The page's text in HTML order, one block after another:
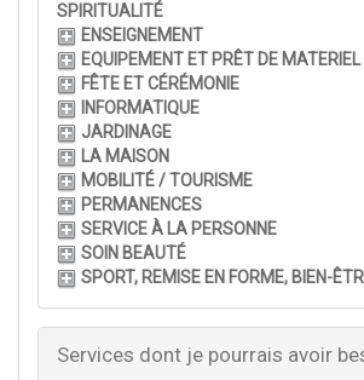
SPIRITUALITÉ
ENSEIGNEMENT
EQUIPEMENT ET PRÊT DE MATERIEL
FÊTE ET CÉRÉMONIE
INFORMATIQUE
JARDINAGE
LA MAISON
MOBILITÉ / TOURISME
PERMANENCES
SERVICE À LA PERSONNE
SOIN BEAUTÉ
SPORT, REMISE EN FORME, BIEN-
Services dont je pourrais avoir